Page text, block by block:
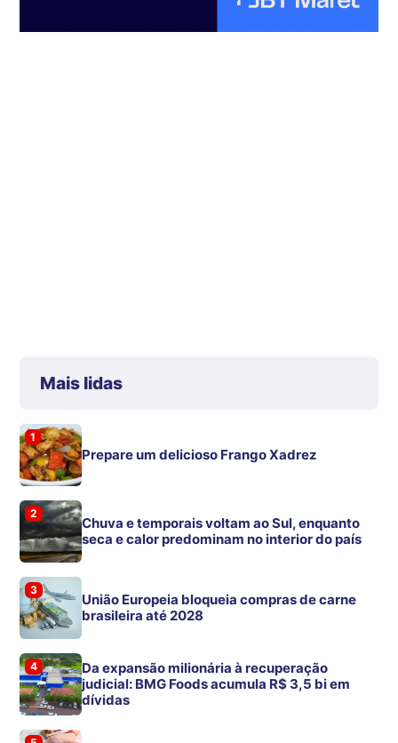
Mais lidas
1
Prepare um delicioso Frango Xadrez
2
Chuva e temporais voltam ao Sul, enquanto
seca e calor predominam no interior do país
3
União Europeia bloqueia compras de carne
brasileira até 2028
4
Da expansão milionária à recuperação
judicial: BMG Foods acumula R$ 3,5 bi em
dívidas